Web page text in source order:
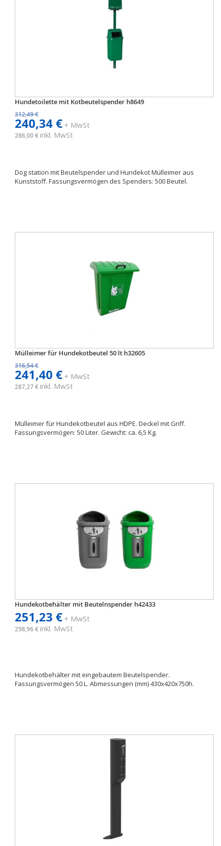
Hundetoilette mit Kotbeutelspender h8649
312,49 €
240,34 €+ MwSt
286,00 € inkl. MwSt
Dog station mit Beutelspender und Hundekot Mülleimer aus
Kunststoff. Fassungsvermögen des Spenders: 500 Beutel.
Mülleimer für Hundekotbeutel 50 lt h32605
316,54 €
241,40 €+ MwSt
287,27 € inkl. MwSt
Mülleimer für Hundekotbeutel aus HDPE. Deckel mit Griff.
Fassungsvermögen: 50 Liter. Gewicht: ca. 6,5 Kg.
Hundekotbehälter mit Beutelnspender h42433
251,23 €+ MwSt
298,96 € inkl. MwSt
Hundekotbehälter mit eingebautem Beutelspender.
Fassungsvermögen 50 L. Abmessungen (mm) 430x420x750h.